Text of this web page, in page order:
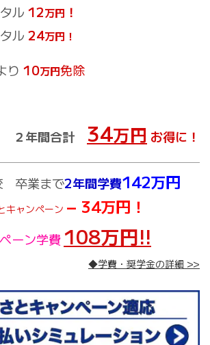
ル 12万円 ！
ル 24万円！
り 10万円免除
２年間合計 34万円 お得に！
卒業まで2年間学費142万円
キャンペーン − 34万円！
ーン学費108万円!!
◆学費・奨学金の詳細 >>